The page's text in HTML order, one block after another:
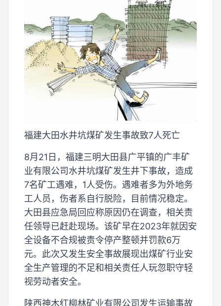
福建大田水井坑煤矿发生事故致7人死亡
8月21日，福建三明大田县广平镇的广丰矿
业有限公司水井坑煤矿发生井下事故，造成
7名矿工遇难，1人受伤。遇难者多为外地务
工人员，伤者系自行脱险，目前情况稳定。
大田县应急局回应称原因仍在调查，相关责
任领导已赶赴现场。该矿早在2023年就因安
全设备不合规被责令停产整顿并罚款6万
元。此次又发生安全事故展现出煤矿行业安
全生产管理的不足和相关责任人玩忽职守轻
视劳动者安全。
陕西神木红柳林矿业有限公司发生运输事故